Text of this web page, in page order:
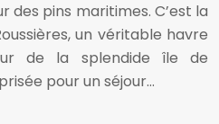
des pins maritimes. C’est la
un véritable havre
de la splendide île de
pour un séjour…